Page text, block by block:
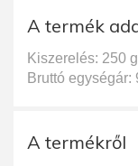
A termék
Kiszerelés: 250 g
Bruttó egységár:
A termékről